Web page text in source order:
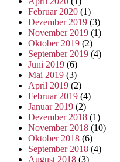
Februar 2020 (1)
Dezember 2019 (3)
November 2019 (1)
Oktober 2019 (2)
September 2019 (4)
Juni 2019 (6)
Mai 2019 (3)
April 2019 (2)
Februar 2019 (4)
Januar 2019 (2)
Dezember 2018 (1)
November 2018 (10)
Oktober 2018 (6)
September 2018 (4)
August 2018 (3)